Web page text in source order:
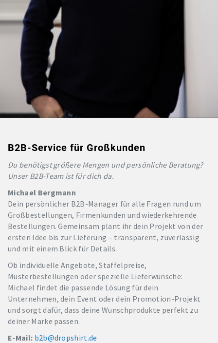
B2B-Service für Großkunden
Du benötigst größere Mengen und persönliche Beratung?
Unser B2B-Team ist für dich da.
Michael Bergmann
Dein persönlicher B2B-Manager für alle Fragen rund um
Großbestellungen, Firmenkunden und wiederkehrende
Bestellungen. Gemeinsam plant ihr dein Projekt von der
ersten Idee bis zur Lieferung – transparent, zuverlässig
und mit einem Blick für Details.
Ob individuelle Angebote, Staffelpreise,
Musterbestellungen oder spezielle Lieferwünsche:
Michael findet die passende Lösung für dein
Unternehmen, dein Event oder dein Promotion-Projekt
und sorgt dafür, dass deine Wunschprodukte perfekt zu
deiner Marke passen.
E-Mail: b2b@dropshirt.de